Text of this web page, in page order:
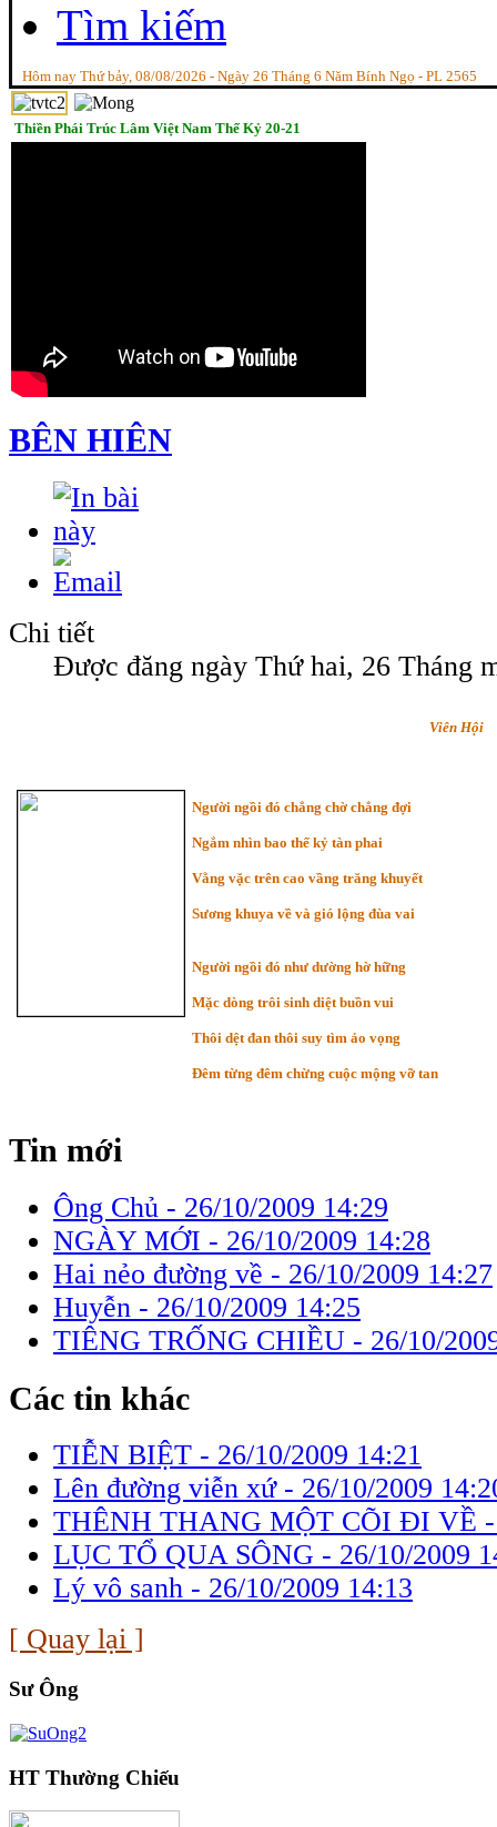
Tìm kiếm
Hôm nay Thứ bảy, 08/08/2026 - Ngày 26 Tháng 6 Năm Bính Ngọ - PL 2565
Thiền Phái Trúc Lâm Việt Nam Thế Kỷ 20-21
BÊN HIÊN
Chi tiết
Được đăng ngày Thứ hai, 26 Tháng
Viên Hội
Người ngồi đó chẳng chờ chẳng đợi
Ngắm nhìn bao thế kỷ tàn phai
Vằng vặc trên cao vầng trăng khuyết
Sương khuya về và gió lộng đùa vai
Người ngồi đó như dường hờ hững
Mặc dòng trôi sinh diệt buồn vui
Thôi dệt đan thôi suy tìm ảo vọng
Đêm từng đêm chừng cuộc mộng vỡ tan
Tin mới
Ông Chủ - 26/10/2009 14:29
NGÀY MỚI - 26/10/2009 14:28
Hai nẻo đường về - 26/10/2009 14:27
Huyễn - 26/10/2009 14:25
TIÊNG TRỐNG CHIỀU - 26/10/
Các tin khác
TIỄN BIỆT - 26/10/2009 14:21
Lên đường viễn xứ - 26/10/2009
THÊNH THANG MỘT CÕI ĐI VỀ
LỤC TỔ QUA SÔNG - 26/10/2009
Lý vô sanh - 26/10/2009 14:13
[ Quay lại ]
Sư Ông
HT Thường Chiếu